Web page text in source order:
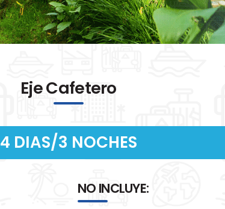
Eje Cafetero
4 DIAS/3 NOCHES
NO INCLUYE: